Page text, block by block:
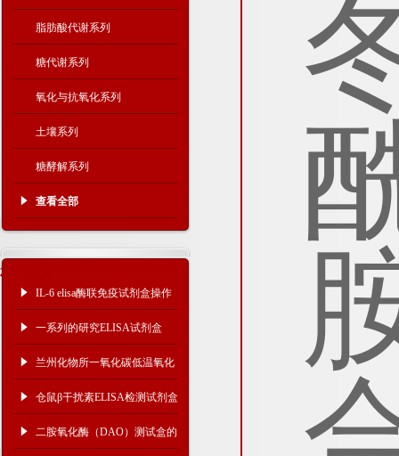
脂肪酸代谢系列
糖代谢系列
氧化与抗氧化系列
土壤系列
糖酵解系列
查看全部
相关文章
IL-6 elisa酶联免疫试剂盒操作
步骤
一系列的研究ELISA试剂盒
兰州化物所一氧化碳低温氧化
机理研究取得新进展
仓鼠β干扰素ELISA检测试剂盒
实验通用规则
二胺氧化酶（DAO）测试盒的